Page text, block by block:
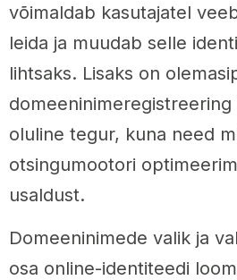
võimaldab kasutajatel
leida ja muudab selle
lihtsaks. Lisaks on
domeeninimeregistreering
oluline tegur, kuna need
otsingumootori
usaldust.
Domeeninimede valik ja
osa online-identiteedi